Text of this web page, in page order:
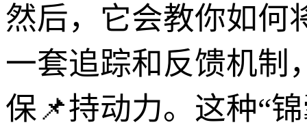
然后，它会教你如何
一套追踪和反馈机制
保📌持动力。这种“